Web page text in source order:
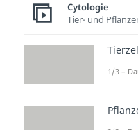
im
Cytologie
Tier- und
1/3 –